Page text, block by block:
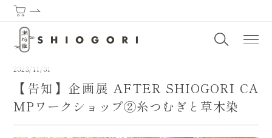
潮垢離からはじまる熊野古道 | SHIOGORI (Purification by the
2023/11/01
【告知】企画展 AFTER SHIOGORI CA
MPワークショップ②糸つむぎと草木染